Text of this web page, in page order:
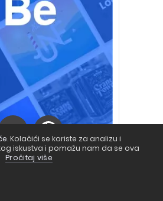
Kolačići se koriste za analizu i
iskustva i pomažu nam da se ova
Pročitaj više